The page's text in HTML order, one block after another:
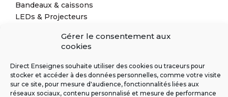
Gérer le consentement aux
cookies
Direct Enseignes souhaite utiliser des cookies ou traceurs pour
stocker et accéder à des données personnelles, comme votre visite
sur ce site, pour mesure d'audience, fonctionnalités liées aux
réseaux sociaux, contenu personnalisé et mesure de performance
Bandeaux & caissons
LEDs & Projecteurs
Mini-totems & totems
Potences & kakémonos
Lettres découpées & en relief
Solutions complémentaires